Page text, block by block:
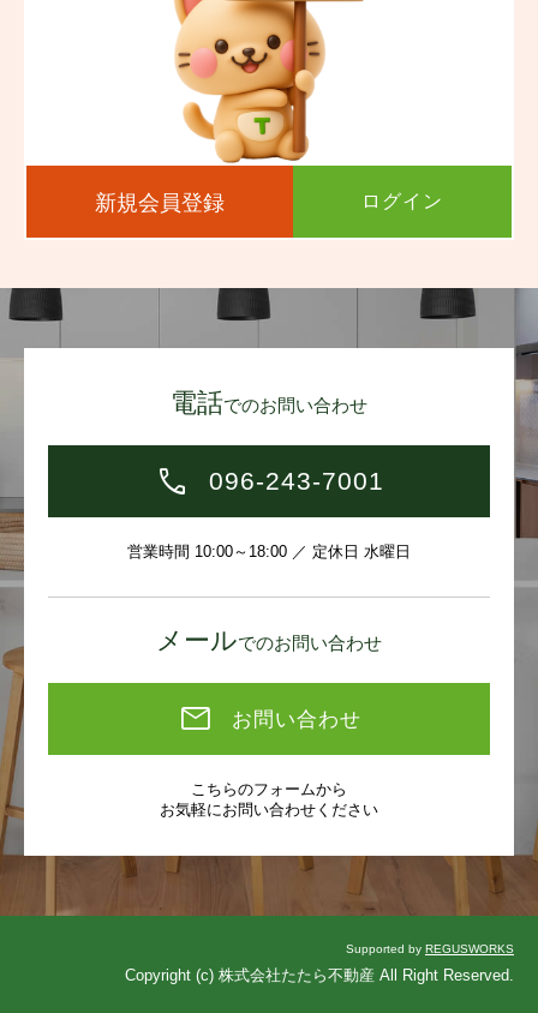
新規会員登録 ログイン
電話でのお問い合わせ
096-243-7001
営業時間 10:00～18:00 ／ 定休日 水曜日
メールでのお問い合わせ
お問い合わせ
こちらのフォームから
お気軽にお問い合わせください
Supported by REGUSWORKS
Copyright (c) 株式会社たたら不動産 All Right Reserved.